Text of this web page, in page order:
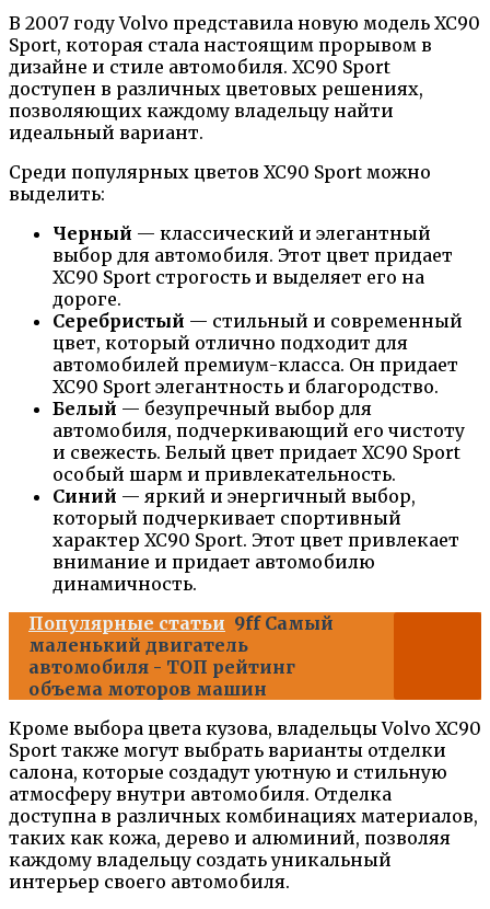
В 2007 году Volvo представила новую модель XC90
Sport, которая стала настоящим прорывом в
дизайне и стиле автомобиля. XC90 Sport
доступен в различных цветовых решениях,
позволяющих каждому владельцу найти
идеальный вариант.
Среди популярных цветов XC90 Sport можно
выделить:
Черный — классический и элегантный
выбор для автомобиля. Этот цвет придает
XC90 Sport строгость и выделяет его на
дороге.
Серебристый — стильный и современный
цвет, который отлично подходит для
автомобилей премиум-класса. Он придает
XC90 Sport элегантность и благородство.
Белый — безупречный выбор для
автомобиля, подчеркивающий его чистоту
и свежесть. Белый цвет придает XC90 Sport
особый шарм и привлекательность.
Синий — яркий и энергичный выбор,
который подчеркивает спортивный
характер XC90 Sport. Этот цвет привлекает
внимание и придает автомобилю
динамичность.
Популярные статьи 9ff Самый
маленький двигатель
автомобиля - ТОП рейтинг
объема моторов машин
Кроме выбора цвета кузова, владельцы Volvo XC90
Sport также могут выбрать варианты отделки
салона, которые создадут уютную и стильную
атмосферу внутри автомобиля. Отделка
доступна в различных комбинациях материалов,
таких как кожа, дерево и алюминий, позволяя
каждому владельцу создать уникальный
интерьер своего автомобиля.